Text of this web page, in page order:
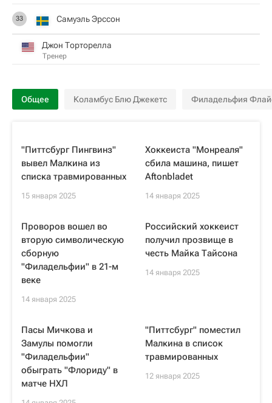
33 Самуэль Эрссон
Джон Торторелла
Тренер
Общее Коламбус Блю Джекетс Филадельфия
"Питтсбург Пингвинз"
вывел Малкина из
списка травмированных
15 января 2025
Хоккеиста "Монреаля"
сбила машина, пишет
Aftonbladet
14 января 2025
Проворов вошел во
вторую символическую
сборную
"Филадельфии" в 21-м
веке
14 января 2025
Российский хоккеист
получил прозвище в
честь Майка Тайсона
14 января 2025
Пасы Мичкова и
Замулы помогли
"Филадельфии"
обыграть "Флориду" в
матче НХЛ
"Питтсбург" поместил
Малкина в список
травмированных
12 января 2025